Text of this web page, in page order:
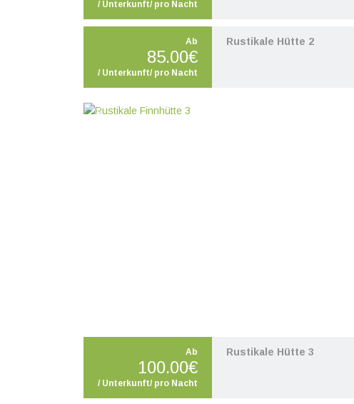
/ Unterkunft/ pro Nacht
Ab
85.00€
/ Unterkunft/ pro Nacht
Rustikale Hütte 2
Zurück
Ab
100.00€
/ Unterkunft/ pro Nacht
Rustikale Hütte 3